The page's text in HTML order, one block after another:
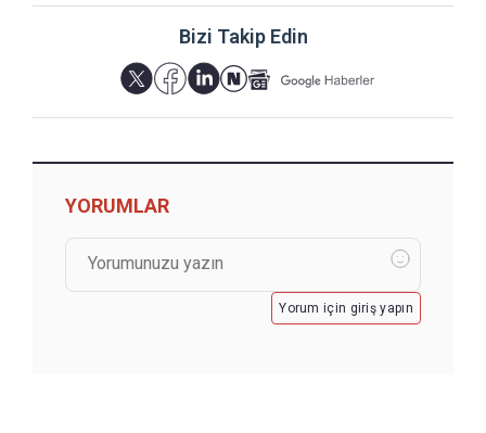
Bizi Takip Edin
YORUMLAR
Yorum için giriş yapın